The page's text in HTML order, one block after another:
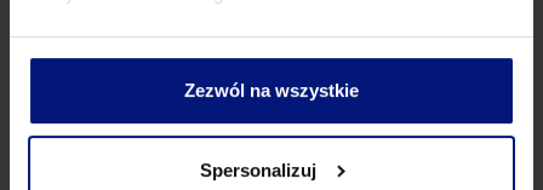
Zezwól na wszystkie
Spersonalizuj
przed kradzieżą?
obecnie nie tylko kwestia zamknięcia drzwi na klucz. To
cała strategia, która pozwala ograniczyć ryzyko utraty